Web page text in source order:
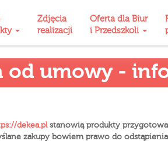
Zdjęcia
realizacji
Oferta dla Biur
i Przedszkoli
od umowy -
dekea.plstanowią produkty
zakupy bowiem prawo do